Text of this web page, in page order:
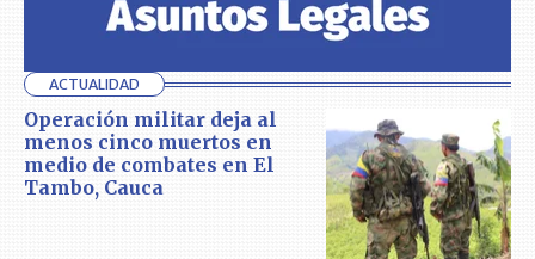
ACTUALIDAD
Operación militar deja al
menos cinco muertos en
medio de combates en El
Tambo, Cauca